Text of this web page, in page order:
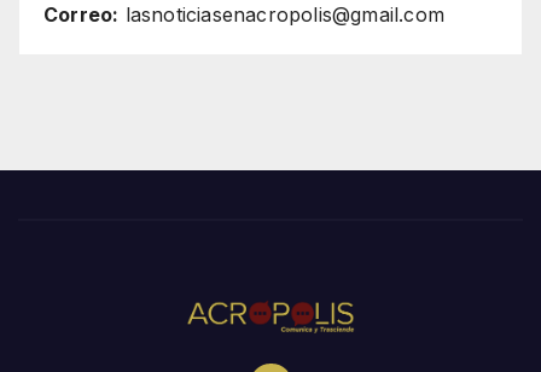
Correo: lasnoticiasenacropolis@gmail.com